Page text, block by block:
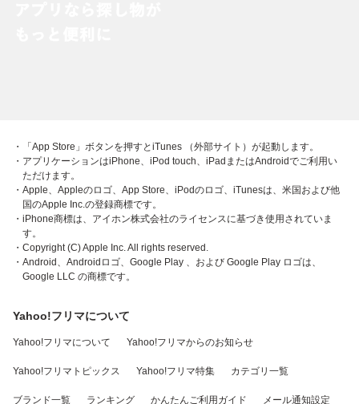
・「App Store」ボタンを押すとiTunes （外部サイト）が起動します。
・アプリケーションはiPhone、iPod touch、iPadまたはAndroidでご利用い
ただけます。
・Apple、Appleのロゴ、App Store、iPodのロゴ、iTunesは、米国および他
国のApple Inc.の登録商標です。
・iPhone商標は、アイホン株式会社のライセンスに基づき使用されていま
す。
・Copyright (C) Apple Inc. All rights reserved.
・Android、Androidロゴ、Google Play 、および Google Play ロゴは、
Google LLC の商標です。
Yahoo!フリマについて
Yahoo!フリマについて Yahoo!フリマからのお知らせ
Yahoo!フリマトピックス Yahoo!フリマ特集 カテゴリ一覧
ブランド一覧 ランキング かんたんご利用ガイド メール通知設定